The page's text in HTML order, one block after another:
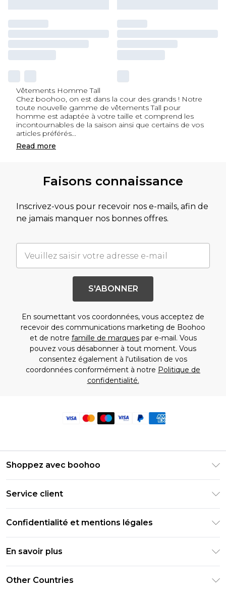
Vêtements Homme Tall
Chez boohoo, on est dans la cour des grands ! Notre
toute nouvelle gamme de vêtements Tall pour
homme est adaptée à votre taille et comprend les
incontournables de la saison ainsi que certains de vos
articles préférés...
Read more
Faisons connaissance
Inscrivez-vous pour recevoir nos e-mails, afin de
ne jamais manquer nos bonnes offres.
S'ABONNER
En soumettant vos coordonnées, vous acceptez de
recevoir des communications marketing de Boohoo
et de notre famille de marquespar e-mail. Vous
pouvez vous désabonner à tout moment. Vous
consentez également à l'utilisation de vos
coordonnées conformément à notre Politique de
confidentialité.
Shoppez avec boohoo
PayPal
Clearpay
Klarna
Réduction étudiant - Student Beans
Réduction étudiant - UNiDAYS
Service client
Informations de livraison
Informations sur les retours
Contactez-nous
Confidentialité et mentions légales
Conditions d'utilisation
En savoir plus
Other Countries